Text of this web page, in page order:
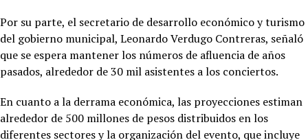
Por su parte, el secretario de desarrollo económico y turismo
del gobierno municipal, Leonardo Verdugo Contreras, señaló
que se espera mantener los números de afluencia de años
pasados, alrededor de 30 mil asistentes a los conciertos.
En cuanto a la derrama económica, las proyecciones estiman
alrededor de 500 millones de pesos distribuidos en los
diferentes sectores y la organización del evento, que incluye